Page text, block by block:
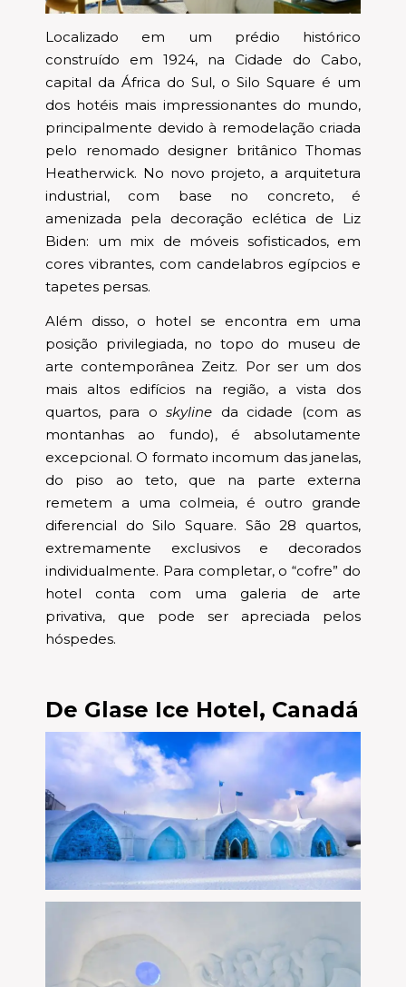
Localizado em um prédio histórico
construído em 1924, na Cidade do Cabo,
capital da África do Sul, o Silo Square é um
dos hotéis mais impressionantes do mundo,
principalmente devido à remodelação criada
pelo renomado designer britânico Thomas
Heatherwick. No novo projeto, a arquitetura
industrial, com base no concreto, é
amenizada pela decoração eclética de Liz
Biden: um mix de móveis sofisticados, em
cores vibrantes, com candelabros egípcios e
tapetes persas.
Além disso, o hotel se encontra em uma
posição privilegiada, no topo do museu de
arte contemporânea Zeitz. Por ser um dos
mais altos edifícios na região, a vista dos
quartos, para oskyline da cidade (com as
montanhas ao fundo), é absolutamente
excepcional. O formato incomum das janelas,
do piso ao teto, que na parte externa
remetem a uma colmeia, é outro grande
diferencial do Silo Square. São 28 quartos,
extremamente exclusivos e decorados
individualmente. Para completar, o “cofre” do
hotel conta com uma galeria de arte
privativa, que pode ser apreciada pelos
hóspedes.
De Glase Ice Hotel, Canadá